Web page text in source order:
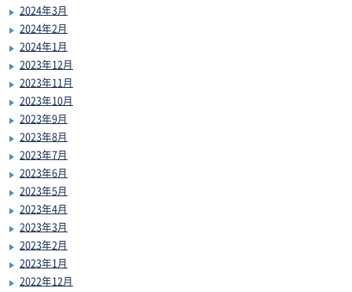
2024年3月
2024年2月
2024年1月
2023年12月
2023年11月
2023年10月
2023年9月
2023年8月
2023年7月
2023年6月
2023年5月
2023年4月
2023年3月
2023年2月
2023年1月
2022年12月